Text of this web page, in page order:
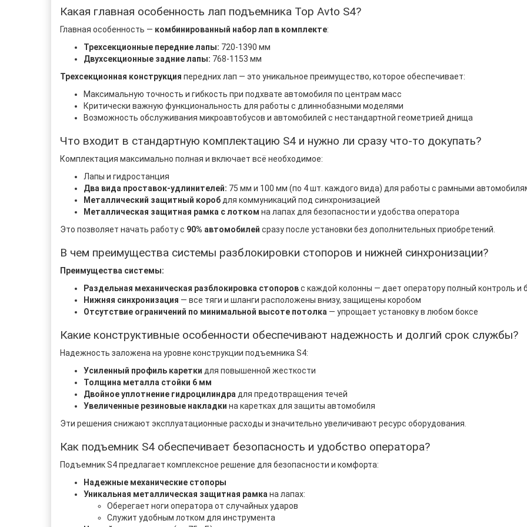
Какая главная особенность лап подъемника Top Avto S4?
Главная особенность — комбинированный набор лап в комплекте:
Трехсекционные передние лапы: 720-1390 мм
Двухсекционные задние лапы: 768-1153 мм
Трехсекционная конструкция передних лап — это уникальное преимущество, которое обеспечивает:
Максимальную точность и гибкость при подхвате автомобиля по центрам масс
Критически важную функциональность для работы с длиннобазными моделями
Возможность обслуживания микроавтобусов и автомобилей с нестандартной геометрией днища
Что входит в стандартную комплектацию S4 и нужно ли сразу что-то докупать?
Комплектация максимально полная и включает всё необходимое:
Лапы и гидростанция
Два вида проставок-удлинителей: 75 мм и 100 мм (по 4 шт. каждого вида) для работы с рамными
Металлический защитный коробдля коммуникаций под синхронизацией
Металлическая защитная рамка с лотком на лапах для безопасности и удобства оператора
Это позволяет начать работу с 90% автомобилей сразу после установки без дополнительных приобретений.
В чем преимущества системы разблокировки стопоров и нижней синхронизации?
Преимущества системы:
Раздельная механическая разблокировка стопоровс каждой колонны — дает оператору полный контроль и
Нижняя синхронизация — все тяги и шланги расположены внизу, защищены коробом
Отсутствие ограничений по минимальной высоте потолка — упрощает установку в любом боксе
Какие конструктивные особенности обеспечивают надежность и долгий срок службы?
Надежность заложена на уровне конструкции подъемника S4:
Усиленный профиль каретки для повышенной жесткости
Толщина металла стойки 6 мм
Двойное уплотнение гидроцилиндрадля предотвращения течей
Увеличенные резиновые накладки на каретках для защиты автомобиля
Эти решения снижают эксплуатационные расходы и значительно увеличивают ресурс оборудования.
Как подъемник S4 обеспечивает безопасность и удобство оператора?
Подъемник S4 предлагает комплексное решение для безопасности и комфорта:
Надежные механические стопоры
Уникальная металлическая защитная рамкана лапах:
Оберегает ноги оператора от случайных ударов
Служит удобным лотком для инструмента